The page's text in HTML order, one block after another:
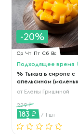
-20%
Ср Чт Пт Сб Вс
Подходящее время
% Тыква в сиропе с
апельсином
от Елены Гришиной
229
183 / 1 шт